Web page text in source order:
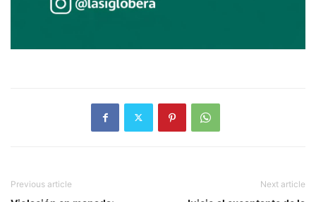
Previous article Next article